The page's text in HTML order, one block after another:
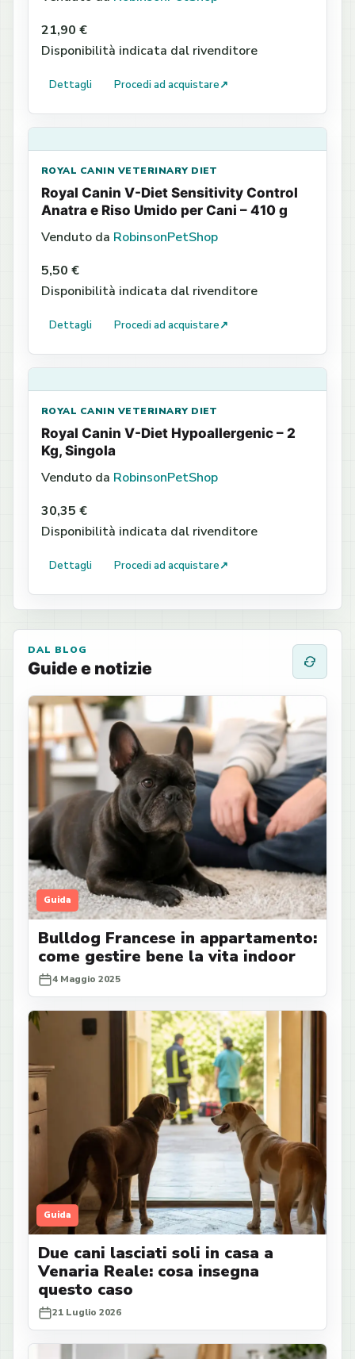
21,90 €
Disponibilità indicata dal rivenditore
Dettagli Procedi ad acquistare↗
ROYAL CANIN VETERINARY DIET
Royal Canin V-Diet Sensitivity Control
Anatra e Riso Umido per Cani – 410 g
Venduto da RobinsonPetShop
5,50 €
Disponibilità indicata dal rivenditore
Dettagli Procedi ad acquistare↗
ROYAL CANIN VETERINARY DIET
Royal Canin V-Diet Hypoallergenic – 2
Kg, Singola
Venduto da RobinsonPetShop
30,35 €
Disponibilità indicata dal rivenditore
Dettagli Procedi ad acquistare↗
DAL BLOG
Guide e notizie
Guida
Bulldog Francese in appartamento:
come gestire bene la vita indoor
4 Maggio 2025
Guida
Due cani lasciati soli in casa a
Venaria Reale: cosa insegna
questo caso
21 Luglio 2026